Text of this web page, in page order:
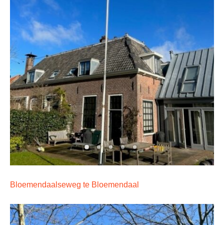
Bloemendaalseweg te Bloemendaal